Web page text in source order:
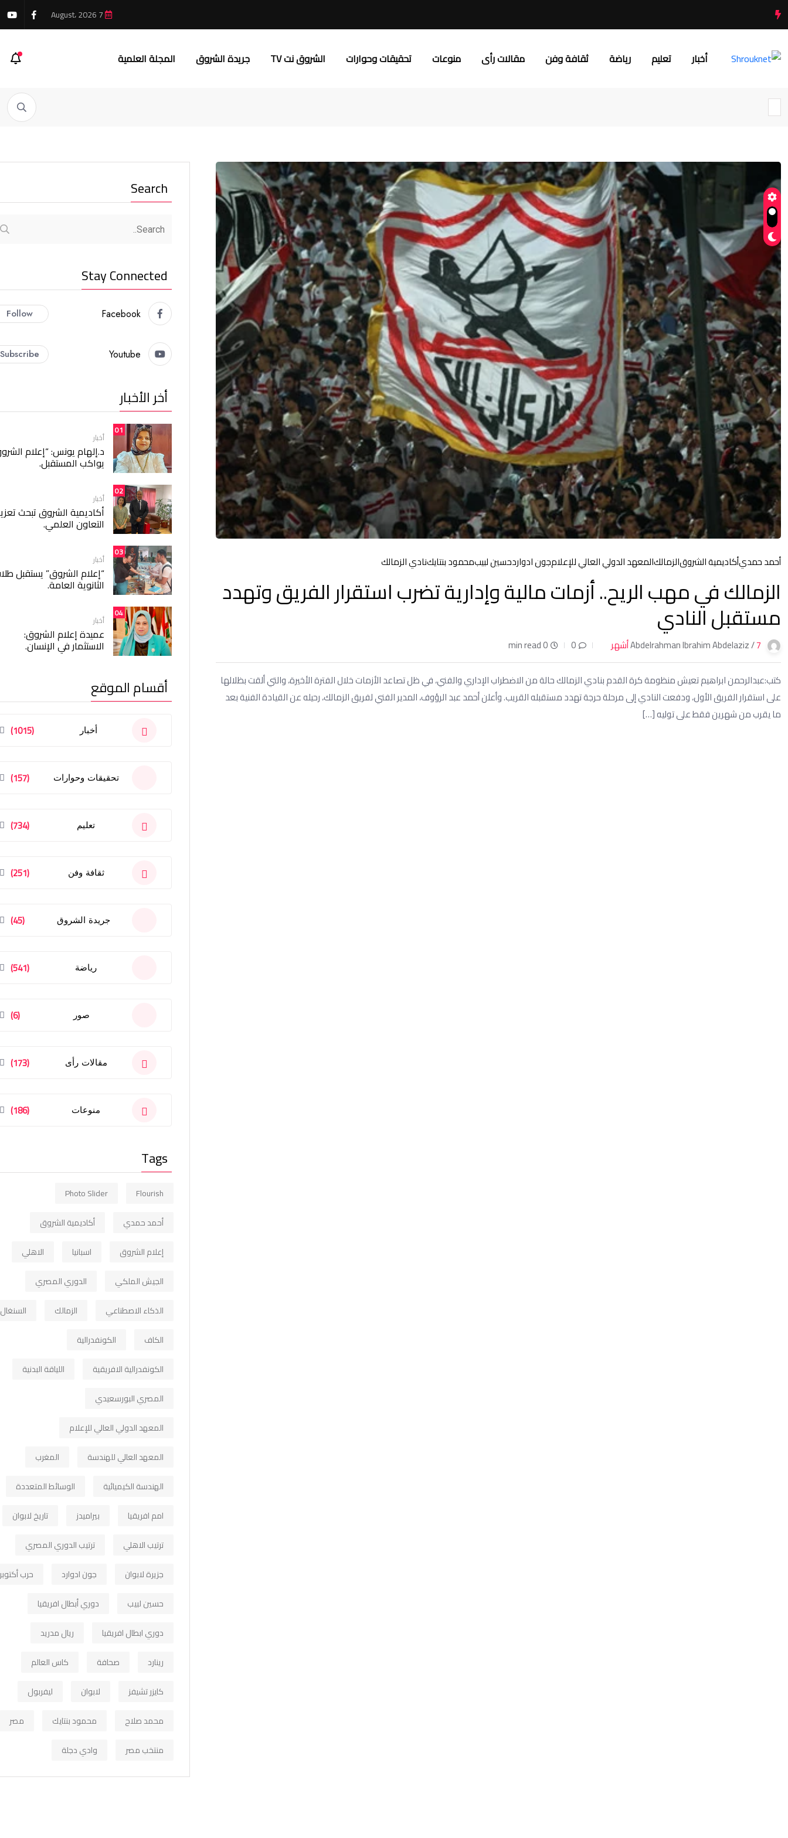
أخبار تعليم رياضة ثقافة وفن مقالات رأى منوعات تحقيقات وحوارات الشروق نت TV جريدة الشروق المجلة العلمية
أحمد حمديأكاديمية الشروقالزمالكالمعهد الدولي العالي للإعلامجون ادواردحسين لبيبمحمود بنتايكنادي الزمالك
الزمالك في مهب الريح.. أزمات مالية وإدارية تضرب استقرار الفريق وتهدد
مستقبل النادي
Abdelrahman Ibrahim Abdelaziz /7 أشهر 0
0 min read
كتب:عبدالرحمن ابراهيم تعيش منظومة كرة القدم بنادي الزمالك حالة من الاضطراب الإداري والفني، في ظل تصاعد الأزمات خلال الفترة الأخيرة، والتي ألقت بظلالها
على استقرار الفريق الأول، ودفعت النادي إلى مرحلة حرجة تهدد مستقبله القريب. وأعلن أحمد عبد الرؤوف، المدير الفني لفريق الزمالك، رحيله عن القيادة الفنية بعد
ما يقرب من شهرين فقط على توليه […]
Search
Stay Connected
Facebook
Follow
Youtube
Subscribe
أخر الأخبار
01
أخبار
د.إلهام يونس: “إعلام
يواكب المستقبل.
02
أخبار
أكاديمية الشروق تبحث
التعاون العلمي.
03
أخبار
“إعلام الشروق” يستقبل
الثانوية العامة.
04
أخبار
عميدة إعلام الشروق:
الاستثمار في الإنسان.
أقسام الموقع
أخبار (1015)
تحقيقات وحوارات (157)
تعليم (734)
ثقافة وفن (251)
جريدة الشروق (45)
رياضة (541)
صور (6)
مقالات رأى (173)
منوعات (186)
Tags
Flourish
Photo Slider
أحمد حمدي
أكاديمية الشروق
إعلام الشروق
اسبانيا
الاهلي
الجيش الملكي
الدوري المصري
الذكاء الاصطناعي
الزمالك
السنغال
الكاف
الكونفدرالية
الكونفدرالية الافريقية
اللياقة البدنية
المصري البورسعيدي
المعهد الدولي العالي للإعلام
المعهد العالي للهندسة
المغرب
الهندسة الكيميائية
الوسائط المتعددة
امم افريقيا
بيراميدز
تاريخ لابوان
ترتيب الاهلي
ترتيب الدوري المصري
جزيرة لابوان
جون ادوارد
حرب أكتوبر
حسين لبيب
دوري أبطال افريقيا
دوري ابطال افريقيا
ريال مدريد
رينارد
صحافة
كاس العالم
كايزر تشيفز
لابوان
ليفربول
محمد صلاح
محمود بنتايك
مصر
منتخب مصر
وادي دجلة